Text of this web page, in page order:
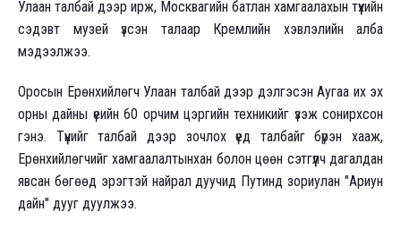
Улаан талбай дээр ирж, Москвагийн батлан хамгаалахын түүхийн
сэдэвт музей үзсэн талаар Кремлийн хэвлэлийн алба
мэдээлжээ.
Оросын Ерөнхийлөгч Улаан талбай дээр дэлгэсэн Аугаа их эх
орны дайны үеийн 60 орчим цэргийн техникийг үзэж сонирхсон
гэнэ. Түүнийг талбай дээр зочлох үед талбайг бүрэн хааж,
Ерөнхийлөгчийг хамгаалалтынхан болон цөөн сэтгүүлч дагалдан
явсан бөгөөд эрэгтэй найрал дуучид Путинд зориулан "Ариун
дайн" дууг дуулжээ.